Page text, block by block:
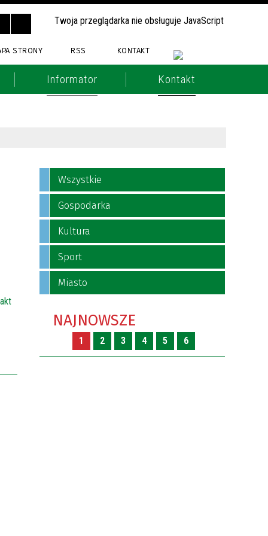
Twoja przeglądarka nie obsługuje JavaScript
STRONY RSS KONTAKT
Informator Kontakt
Wszystkie
Gospodarka
Kultura
Sport
Miasto
NAJNOWSZE
1 2 3 4 5 6